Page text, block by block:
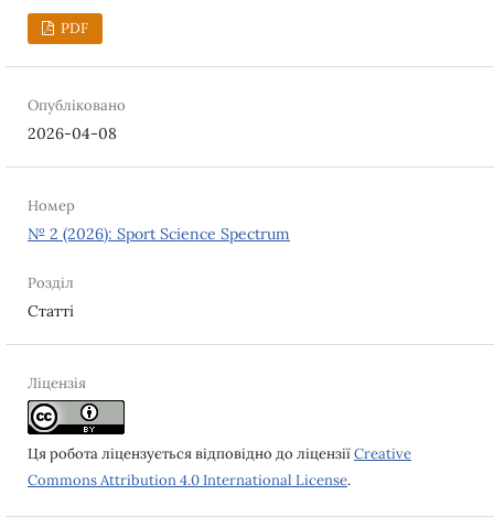
PDF
Опубліковано
2026-04-08
Номер
№ 2 (2026): Sport Science Spectrum
Розділ
Статті
Ліцензія
Ця робота ліцензується відповідно до ліцензіїCreative
Commons Attribution 4.0 International License.